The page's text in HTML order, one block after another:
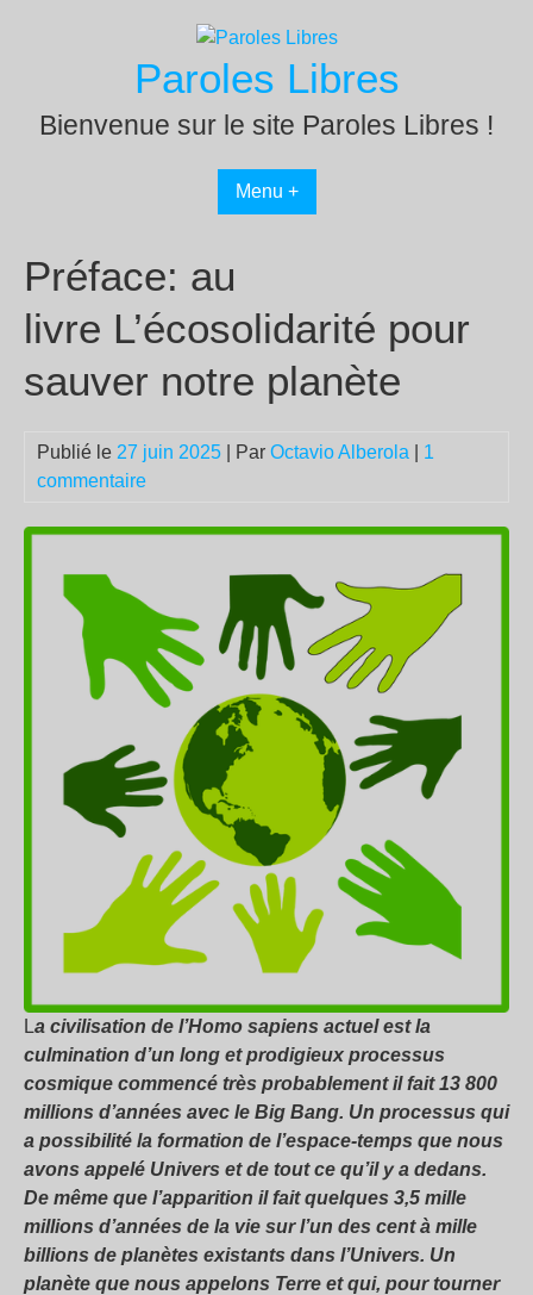
Paroles Libres
Bienvenue sur le site Paroles Libres !
Menu +
Préface: au
livre L’écosolidarité pour
sauver notre planète
Publié le 27 juin 2025 | Par Octavio Alberola
1
commentaire
La civilisation de l’Homo sapiens actuel est la
culmination d’un long et prodigieux processus
cosmique commencé très probablement il fait 13 800
millions d’années avec le Big Bang. Un processus qui
a possibilité la formation de l’espace-temps que nous
avons appelé Univers et de tout ce qu’il y a dedans.
De même que l’apparition il fait quelques 3,5 mille
millions d’années de la vie sur l’un des cent à mille
billions de planètes existants dans l’Univers. Un
planète que nous appelons Terre et qui, pour tourner